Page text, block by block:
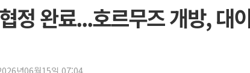
삼성전자,
LX하우시스 "
정 완료...호르무즈 개방, 대
년06월15일 07:04